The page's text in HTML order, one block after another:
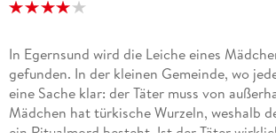
In Egernsund wird die Leiche eines
gefunden. In der kleinen Gemeinde, wo
eine Sache klar: der Täter muss von
Mädchen hat türkische Wurzeln, weshalb
ein Ritualmord besteht. Ist der Täter